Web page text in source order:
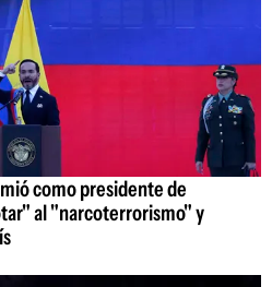
como presidente de
al "narcoterrorismo" y